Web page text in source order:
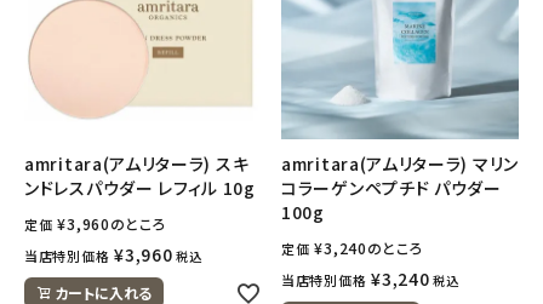
amritara(アムリターラ) スキ
ンドレスパウダー レフィル 10g
定価 ¥3,960のところ
当店特別価格 ¥3,960 税込
カートに入れる
amritara(アムリターラ) マリン
コラーゲンペプチド パウダー
100g
定価 ¥3,240のところ
当店特別価格 ¥3,240 税込